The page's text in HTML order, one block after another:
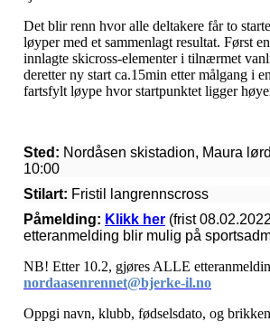
Det blir renn hvor alle deltakere får to
løyper med et sammenlagt resultat. Først
innlagte skicross-elementer i tilnærmet
deretter ny start ca.15min etter målgang i
fartsfylt løype hvor startpunktet ligger
Sted: Nordåsen skistadion, Maura
10:00
Stilart: Fristil langrennscross
Påmelding: Klikk her (frist
etteranmelding blir mulig på
NB! Etter 10.2, gjøres ALLE
nordaasenrennet@bjerke-il.no
Oppgi navn, klubb, fødselsdato, og